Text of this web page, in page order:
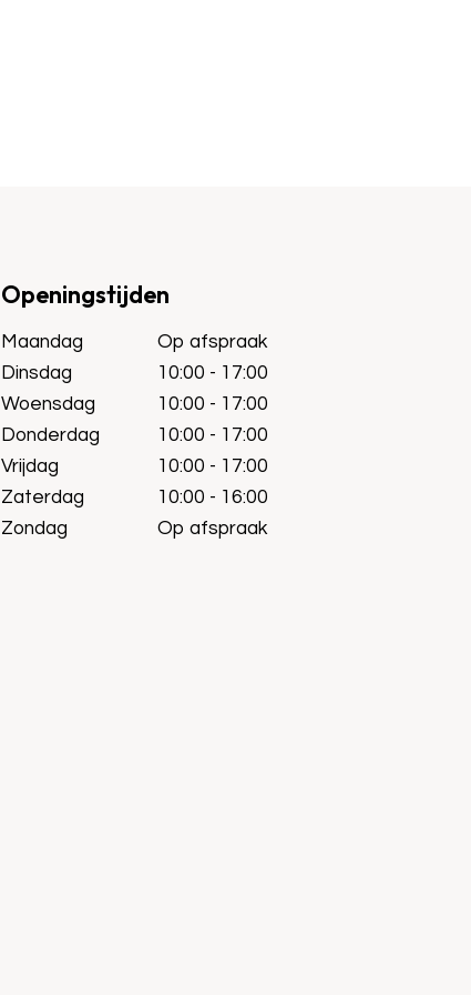
Openingstijden
Maandag
Dinsdag
Woensdag
Donderdag
Vrijdag
Zaterdag
Zondag
Op afspraak
10:00 - 17:00
10:00 - 17:00
10:00 - 17:00
10:00 - 17:00
10:00 - 16:00
Op afspraak